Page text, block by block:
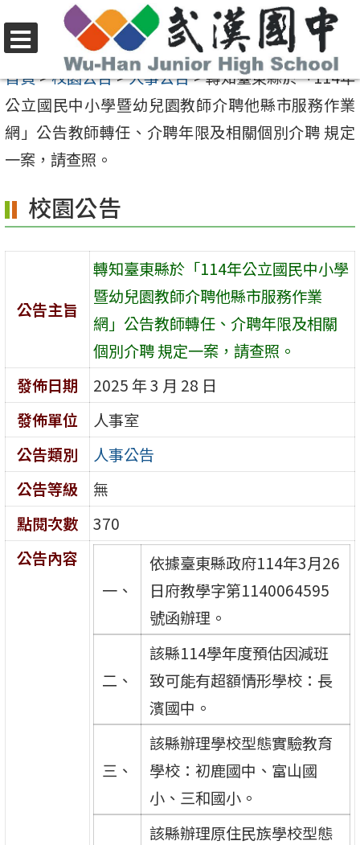
至
要
內
選
單
首頁>校園公告>人事公告>轉知臺東縣於「114年
公立國民中小學暨幼兒園教師介聘他縣市服務作業
網」公告教師轉任、介聘年限及相關個別介聘 規定
一案，請查照。
校園公告
公告主旨
轉知臺東縣於「114年公立國民中小學
暨幼兒園教師介聘他縣市服務作業
網」公告教師轉任、介聘年限及相關
個別介聘 規定一案，請查照。
發佈日期
2025 年 3 月 28 日
發佈單位
人事室
公告類別
人事公告
公告等級
無
點閱次數
370
公告內容
一、
依據臺東縣政府114年3月26
日府教學字第1140064595
號函辦理。
二、
該縣114學年度預估因減班
致可能有超額情形學校：長
濱國中。
三、
該縣辦理學校型態實驗教育
學校：初鹿國中、富山國
小、三和國小。
該縣辦理原住民族學校型態